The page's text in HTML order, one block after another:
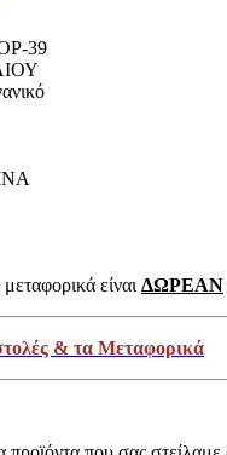
39
είναι ΔΩΡΕΑΝ
& τα Μεταφορικά